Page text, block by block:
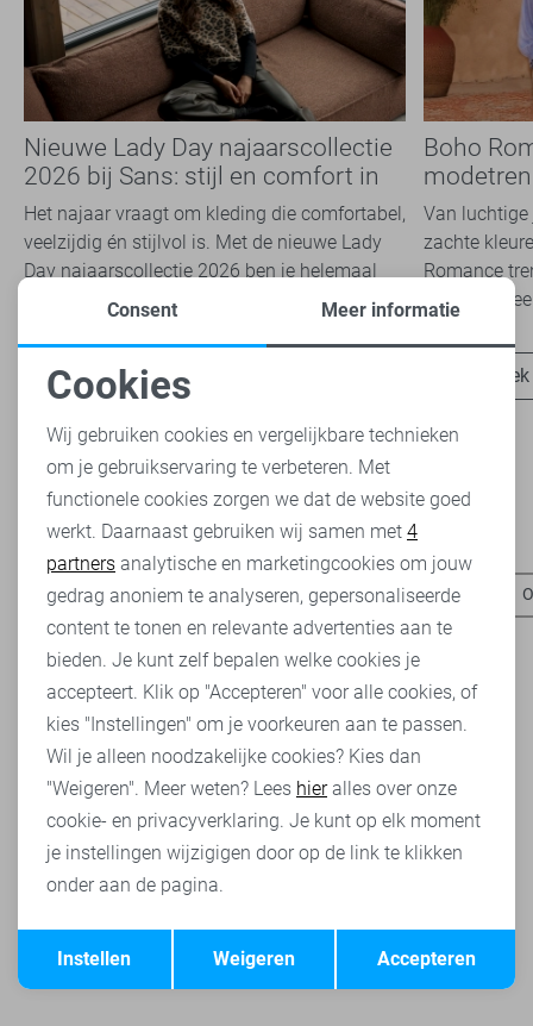
Nieuwe Lady Day najaarscollectie
2026 bij Sans: stijl en comfort in
travelkwaliteit
Het najaar vraagt om kleding die comfortabel,
veelzijdig én stijlvol is. Met de nieuwe Lady
Day najaarscollectie 2026 ben je helemaal
klaar voor...
Ontdek nu
Boho
overal
Van luchtige
zachte
Romance
het
Heb je dit al eens bekeken?
Jacqueline de Yong truien Jacqueline de Yong sweaters
Noodzakelijke cookies
Personalisatie cookies
Analytische cookies
Marketing cookies
Terug Opslaan
Consent Meer informatie
Cookies
Wij gebruiken cookies en vergelijkbare technieken
om je gebruikservaring te verbeteren. Met
functionele cookies zorgen we dat de website goed
werkt. Daarnaast gebruiken wij samen met 4
partners analytische en marketingcookies om jouw
gedrag anoniem te analyseren, gepersonaliseerde
content te tonen en relevante advertenties aan te
bieden. Je kunt zelf bepalen welke cookies je
accepteert. Klik op "Accepteren" voor alle cookies, of
kies "Instellingen" om je voorkeuren aan te passen.
Wil je alleen noodzakelijke cookies? Kies dan
"Weigeren". Meer weten? Lees hieralles over onze
cookie- en privacyverklaring. Je kunt op elk moment
je instellingen wijzigigen door op de link te klikken
onder aan de pagina.
Accepteren
Weigeren
Instellen